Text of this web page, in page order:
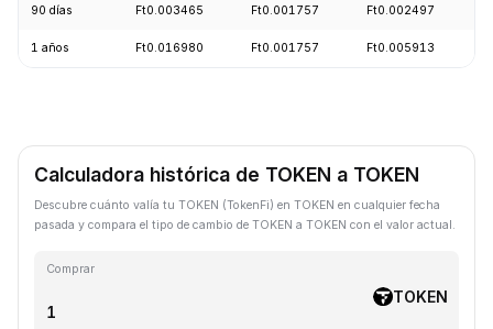
90 días Ft0.003465 Ft0.001757 Ft0.002497
1 años Ft0.016980 Ft0.001757 Ft0.005913
Calculadora histórica de TOKEN a TOKEN
Descubre cuánto valía tu TOKEN (TokenFi) en TOKEN en cualquier fecha
pasada y compara el tipo de cambio de TOKEN a TOKEN con el valor actual.
Comprar
TOKEN